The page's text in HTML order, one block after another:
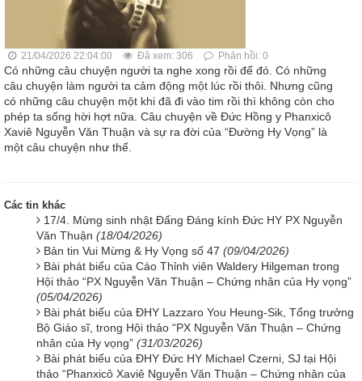
21/04/2026 22:04:00 Đã xem: 306 Phản hồi: 0
Có những câu chuyện người ta nghe xong rồi để đó. Có những
câu chuyện làm người ta cảm động một lúc rồi thôi. Nhưng cũng
có những câu chuyện một khi đã đi vào tim rồi thì không còn cho
phép ta sống hời hợt nữa. Câu chuyện về Đức Hồng y Phanxicô
Xaviê Nguyễn Văn Thuận và sự ra đời của “Đường Hy Vọng” là
một câu chuyện như thế.
Các tin khác
17/4. Mừng sinh nhật Đấng Đáng kính Đức HY PX Nguyễn
Văn Thuận (18/04/2026)
Bản tin Vui Mừng & Hy Vọng số 47 (09/04/2026)
Bài phát biểu của Cáo Thỉnh viên Waldery Hilgeman trong
Hội thảo “PX Nguyễn Văn Thuận – Chứng nhân của Hy vọng”
(05/04/2026)
Bài phát biểu của ĐHY Lazzaro You Heung-Sik, Tổng trưởng
Bộ Giáo sĩ, trong Hội thảo “PX Nguyễn Văn Thuận – Chứng
nhân của Hy vọng” (31/03/2026)
Bài phát biểu của ĐHY Đức HY Michael Czerni, SJ tại Hội
thảo “Phanxicô Xaviê Nguyễn Văn Thuận – Chứng nhân của